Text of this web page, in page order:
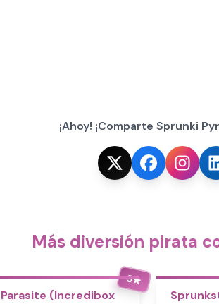
¡Ahoy! ¡Comparte Sprunki
Más diversión pirata
5★
Parasite (Incredibox